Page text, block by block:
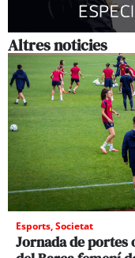
Altres noticies
Esports,Societat
Jornada de portes